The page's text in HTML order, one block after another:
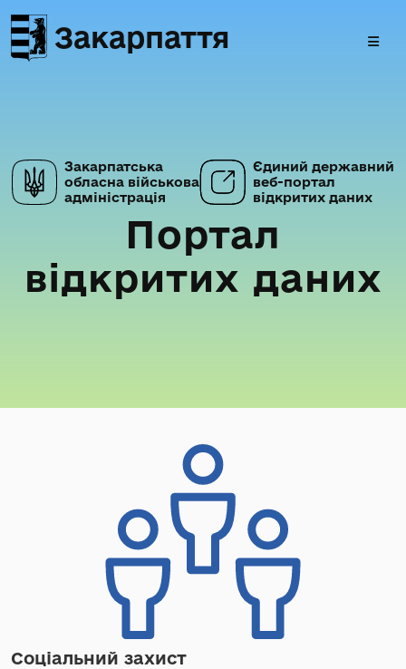
Закарпаття
Закарпатська
обласна військова
адміністрація
Єдиний державний
веб-портал
відкритих даних
Портал
відкритих даних
Соціальний захист